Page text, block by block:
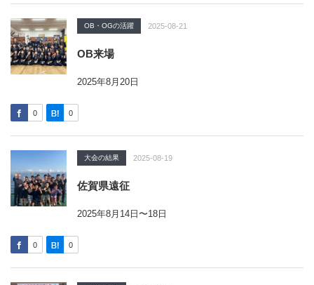
OB・OGの活躍 2025-08-21
OB来場
2025年8月20日
0 0
大会の結果 2025-08-19
佐賀県遠征
2025年8月14日〜18日
0 0